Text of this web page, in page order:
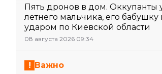
Пять дронов в дом. Оккупанты
летнего мальчика, его
ударом по Киевской области
08 августа 2026 09:34
Важно